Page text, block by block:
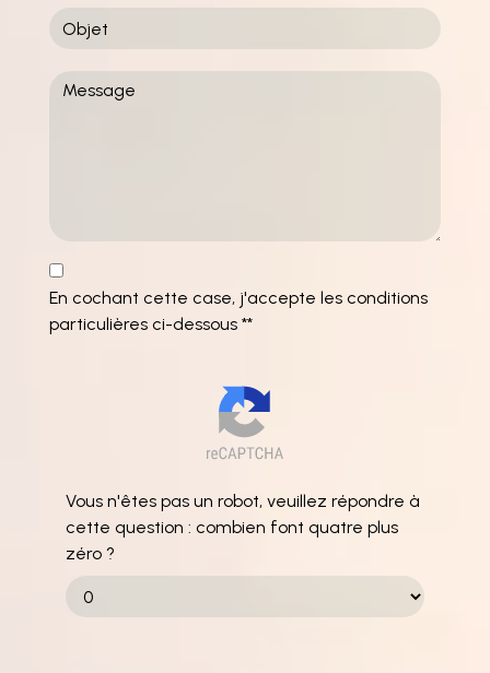
En cochant cette case, j'accepte les conditions
particulières ci-dessous **
Vous n'êtes pas un robot, veuillez répondre à
cette question : combien font quatre plus
zéro ?